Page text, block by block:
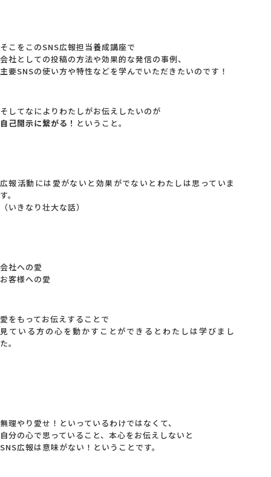
そこをこのSNS広報担当養成講座で
会社としての投稿の方法や効果的な発信の事例、
主要SNSの使い方や特性などを学んでいただきたいのです！
そしてなによりわたしがお伝えしたいのが
自己開示に繋がる！ ということ。
広報活動には愛がないと効果がでないとわたしは思っていま
す。
（いきなり壮大な話）
会社への愛
お客様への愛
愛をもってお伝えすることで
見ている方の心を動かすことができるとわたしは学びまし
た。
無理やり愛せ！といっているわけではなくて、
自分の心で思っていること、本心をお伝えしないと
SNS広報は意味がない！ということです。